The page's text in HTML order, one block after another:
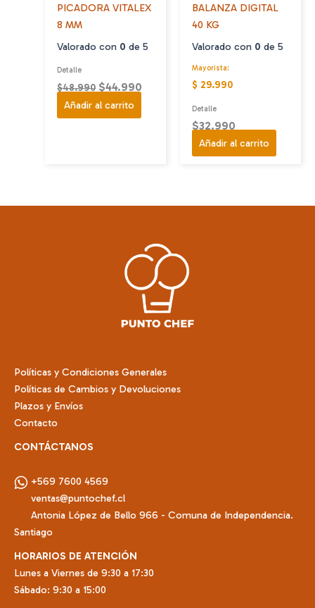
PICADORA VITALEX
8 MM
Valorado con 0 de 5
Detalle
$48.990 El
precio
original
$44.990
Añadir al carrito
BALANZA DIGITAL
40 KG
Valorado con 0 de 5
Mayorista:
$ 29.990
Detalle
$32.990
Añadir al carrito
Políticas y Condiciones Generales
Políticas de Cambios y Devoluciones
Plazos y Envíos
Contacto
CONTÁCTANOS
+569 7600 4569
ventas@puntochef.cl
Antonia López de Bello 966 - Comuna de Independencia.
Santiago
HORARIOS DE ATENCIÓN
Lunes a Viernes de 9:30 a 17:30
Sábado: 9:30 a 15:00